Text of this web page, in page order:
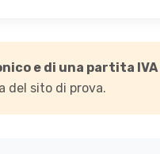
e di una partita
del sito di prova.